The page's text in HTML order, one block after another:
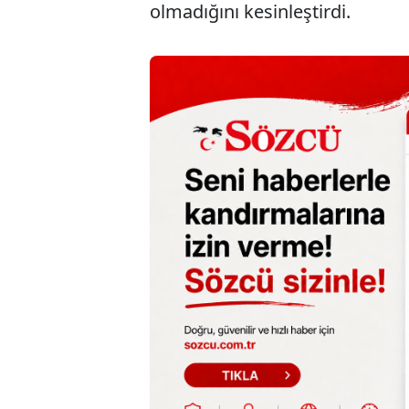
olmadığını kesinleştirdi.